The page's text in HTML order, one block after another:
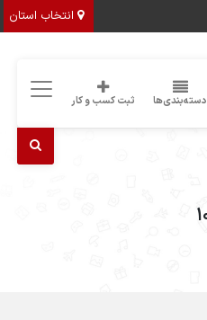
انتخاب استان
دسته‌بندی‌ها ثبت کسب و کار